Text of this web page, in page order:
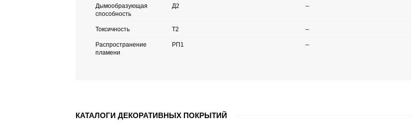
Дымообразующая
способность
Д2 –
Токсичность Т2 –
Распространение
пламени
РП1 –
КАТАЛОГИ ДЕКОРАТИВНЫХ ПОКРЫТИЙ